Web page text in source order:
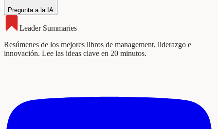
Pregunta a la IA
Leader Summaries
Resúmenes de los mejores libros de management, liderazgo e
innovación. Lee las ideas clave en 20 minutos.